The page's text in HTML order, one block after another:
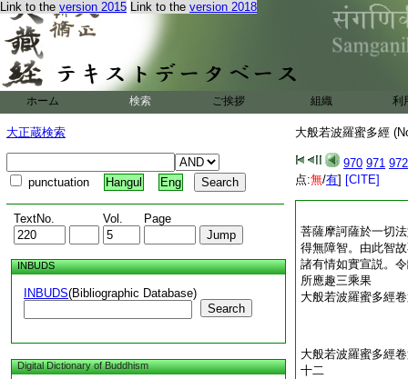
Link to the version 2015 Link to the version 2018
ホーム 検索 ご挨拶 組織 利
大正蔵検索
punctuation Hangul Eng
TextNo. Vol. Page
INBUDS
INBUDS(Bibliographic Database)
Search
Digital Dictionary of Buddhism
大般若波羅蜜多經
970 971 972
点:無/有] [CITE]
菩薩摩訶薩於一切
得無障智。由此智
諸有情如實宣説。
所應趣三乘果
大般若波羅蜜多經
大般若波羅蜜多經
十二